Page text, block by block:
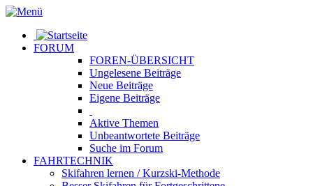
FORUM
FOREN-ÜBERSICHT
Ungelesene Beiträge
Neue Beiträge
Eigene Beiträge
Aktive Themen
Unbeantwortete Beiträge
Suche im Forum
FAHRTECHNIK
Skifahren lernen / Kurzski-Methode